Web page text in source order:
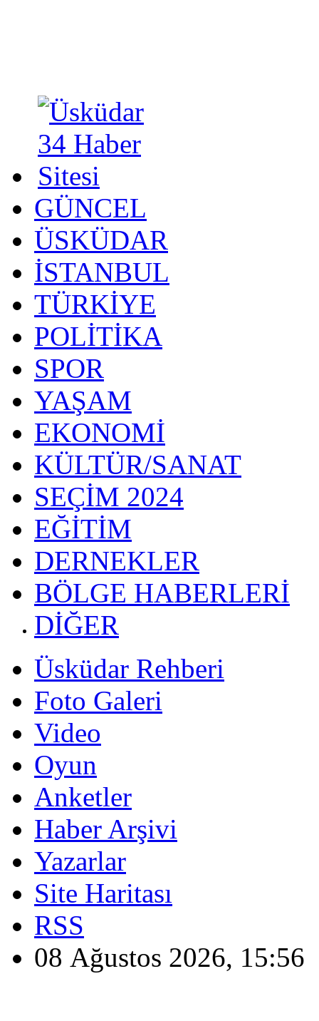
GÜNCEL
ÜSKÜDAR
İSTANBUL
TÜRKİYE
POLİTİKA
SPOR
YAŞAM
EKONOMİ
KÜLTÜR/SANAT
SEÇİM 2024
EĞİTİM
DERNEKLER
BÖLGE HABERLERİ
DİĞER
Üsküdar Rehberi
Foto Galeri
Video
Oyun
Anketler
Haber Arşivi
Yazarlar
Site Haritası
RSS
08 Ağustos 2026, 15:56